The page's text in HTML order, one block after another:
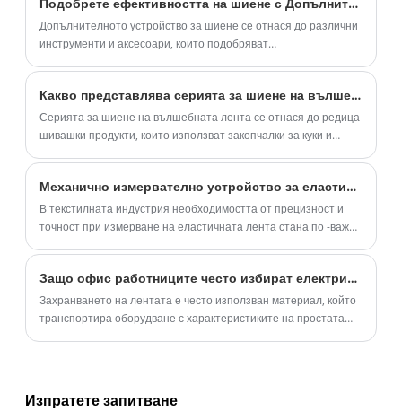
допълнителните устройства за шиене се превърнаха в един
от основните инструменти за подобряване на ефективността
на шиене и намаляване на ръчната умора.
Подобрете ефективността на шиене с Допълнително устройство за шиене
Допълнителното устройство за шиене се отнася до различни
инструменти и аксесоари, които подобряват
да осигурят допълнителна функционалност, като
автоматични машини. Те варират от прости инструменти, като
притискащо краче, до по-сложно оборудване, като
Какво представлява серията за шиене на вълшебна лента?
Серията за шиене на вълшебната лента се отнася до редица
шивашки продукти, които използват закопчалки за куки и
Механично измервателно устройство за еластична лента: Революциониране на текстилната индустрия
В текстилната индустрия необходимостта от прецизност и
точност при измерване на еластичната лента стана по -важна
производителността. Тук идва устройството за механично
измерване на еластична лента.
Защо офис работниците често избират електрическа таблица за асансьори?
Захранването на лентата е често използван материал, който
транспортира оборудване с характеристиките на простата
Изпратете запитване